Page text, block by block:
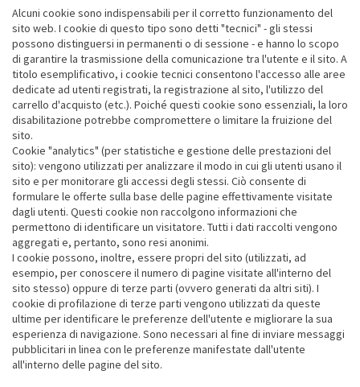
Alcuni cookie sono indispensabili per il corretto funzionamento del
sito web. I cookie di questo tipo sono detti "tecnici" - gli stessi
possono distinguersi in permanenti o di sessione - e hanno lo scopo
di garantire la trasmissione della comunicazione tra l'utente e il sito. A
titolo esemplificativo, i cookie tecnici consentono l'accesso alle aree
dedicate ad utenti registrati, la registrazione al sito, l'utilizzo del
carrello d'acquisto (etc.). Poiché questi cookie sono essenziali, la loro
disabilitazione potrebbe compromettere o limitare la fruizione del
sito.
Cookie "analytics" (per statistiche e gestione delle prestazioni del
sito): vengono utilizzati per analizzare il modo in cui gli utenti usano il
sito e per monitorare gli accessi degli stessi. Ciò consente di
formulare le offerte sulla base delle pagine effettivamente visitate
dagli utenti. Questi cookie non raccolgono informazioni che
permettono di identificare un visitatore. Tutti i dati raccolti vengono
aggregati e, pertanto, sono resi anonimi.
I cookie possono, inoltre, essere propri del sito (utilizzati, ad
esempio, per conoscere il numero di pagine visitate all'interno del
sito stesso) oppure di terze parti (ovvero generati da altri siti). I
cookie di profilazione di terze parti vengono utilizzati da queste
ultime per identificare le preferenze dell'utente e migliorare la sua
esperienza di navigazione. Sono necessari al fine di inviare messaggi
pubblicitari in linea con le preferenze manifestate dall'utente
all'interno delle pagine del sito.